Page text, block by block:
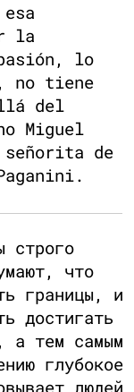
la
lo
no tiene
del
Miguel
de
строго
что
границы, и
достигать
а тем самым
глубокое
людей